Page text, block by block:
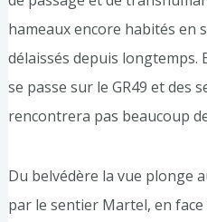
hameaux encore habités en
délaissés depuis longtemps.
se passe sur le GR49 et des
rencontrera pas beaucoup
Du belvédère la vue plonge
par le sentier Martel, en